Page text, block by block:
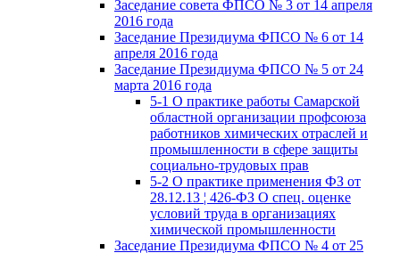
Заседание совета ФПСО № 3 от 14 апреля
2016 года
Заседание Президиума ФПСО № 6 от 14
апреля 2016 года
Заседание Президиума ФПСО № 5 от 24
марта 2016 года
5-1 О практике работы Самарской
областной организации профсоюза
работников химических отраслей и
промышленности в сфере защиты
социально-трудовых прав
5-2 О практике применения ФЗ от
28.12.13 ¦ 426-ФЗ О спец. оценке
условий труда в организациях
химической промышленности
Заседание Президиума ФПСО № 4 от 25